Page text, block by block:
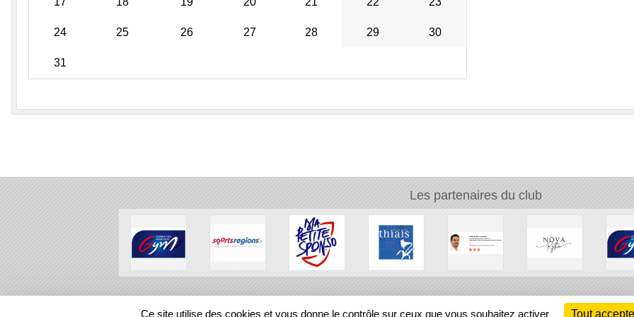
24 25 26 27 28 29 30
31
Les partenaires du club
REGIONS
Ce site utilise des cookies et vous donne le contrôle sur ceux que vous souhaitez activer Tout